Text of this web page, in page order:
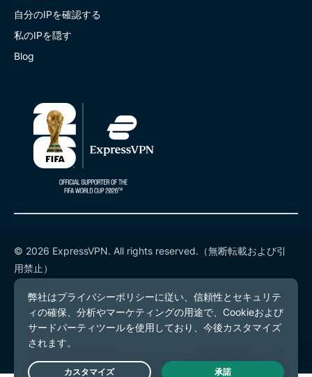
自分のIPを確認する
私のIPを隠す
Blog
© 2026 ExpressVPN. All rights reserved.（無断転載および引
用禁止）
プライバシーポリシー
利用規約
Cookieの設定